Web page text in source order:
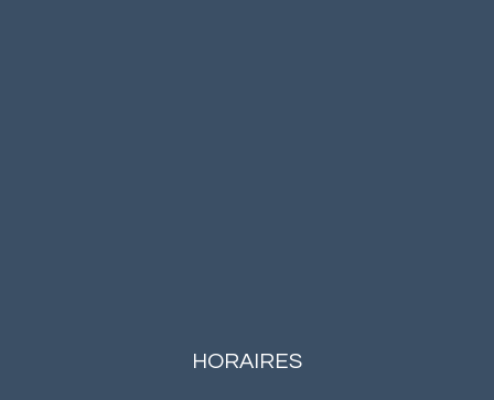
HORAIRES